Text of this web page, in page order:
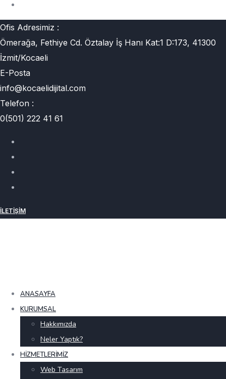
Ofis Adresimiz :
Ömerağa, Fethiye Cd. Öztalay İş Hanı Kat:1 D:173, 41300
İzmit/Kocaeli
E-Posta
info@kocaelidijital.com
Telefon :
0(501) 222 41 61
İLETIŞIM
ANASAYFA
KURUMSAL
Hakkımızda
Neler Yaptık?
HIZMETLERIMIZ
Web Tasarım